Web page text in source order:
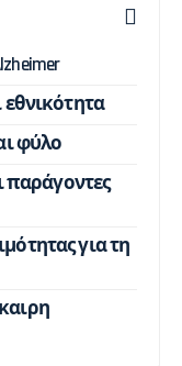
εθνικότητα
φύλο
παράγοντες
για τη